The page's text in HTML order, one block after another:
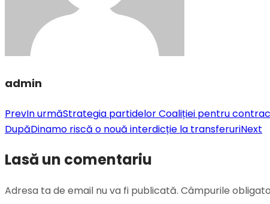
admin
PrevIn urmăStrategia partidelor Coaliției pentru
DupăDinamo riscă o nouă interdicție la transferuriNext
Lasă un comentariu
Adresa ta de email nu va fi publicată. Câmpurile